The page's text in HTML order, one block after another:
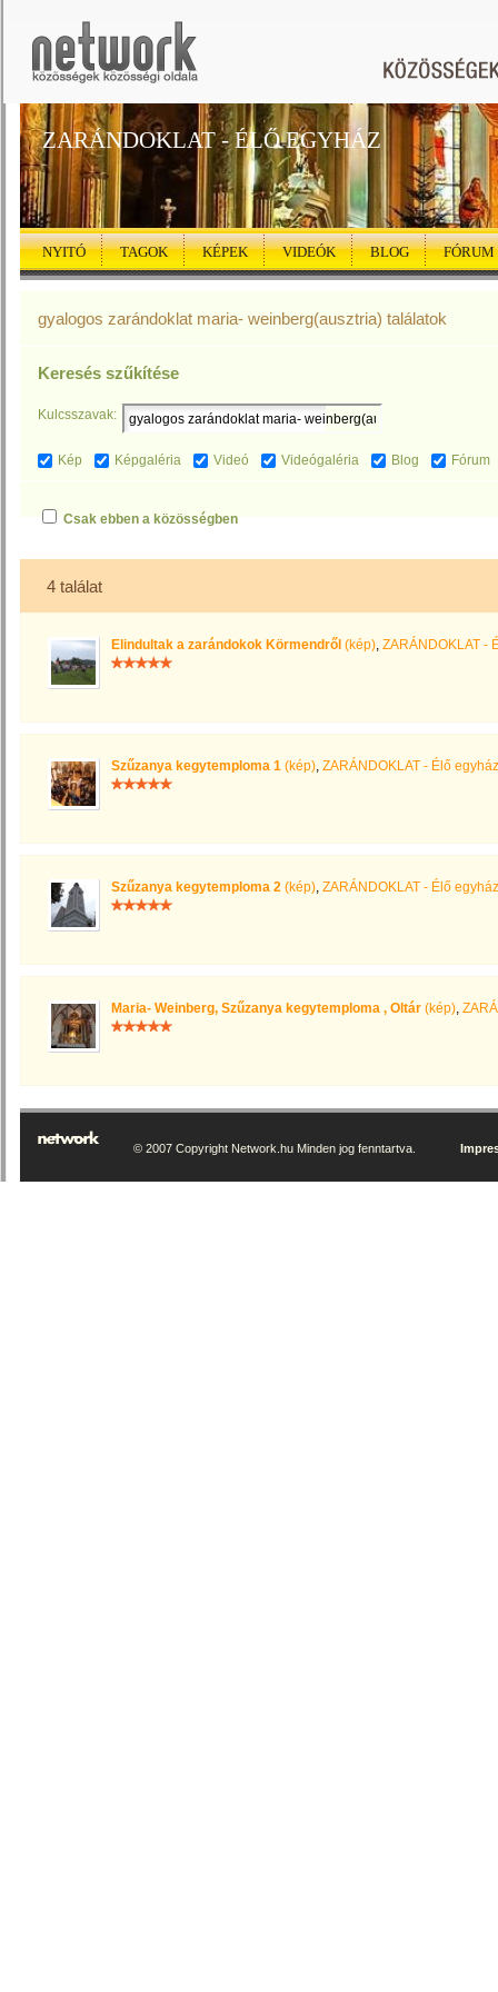
ZARÁNDOKLAT - ÉLŐ EGYHÁZ
NYITÓ TAGOK KÉPEK VIDEÓK BLOG FÓRUM
gyalogos zarándoklat maria- weinberg(ausztria) találatok
Keresés szűkítése
Kulcsszavak:
Kép Képgaléria Videó Videógaléria Blog Fórum
Csak ebben a közösségben
4 találat
Elindultak a zarándokok Körmendről (kép), ZARÁNDOKLAT -
Szűzanya kegytemploma 1 (kép), ZARÁNDOKLAT - Élő egyház
Szűzanya kegytemploma 2 (kép), ZARÁNDOKLAT - Élő egyház
Maria- Weinberg, Szűzanya kegytemploma , Oltár (kép),
© 2007 Copyright Network.hu Minden jog fenntartva.